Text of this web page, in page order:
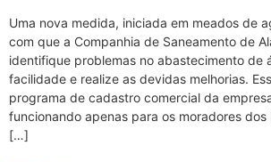
Uma nova medida, iniciada em meados de
com que a Companhia de Saneamento de
identifique problemas no abastecimento de
facilidade e realize as devidas melhorias.
programa de cadastro comercial da
funcionando apenas para os moradores dos
[…]